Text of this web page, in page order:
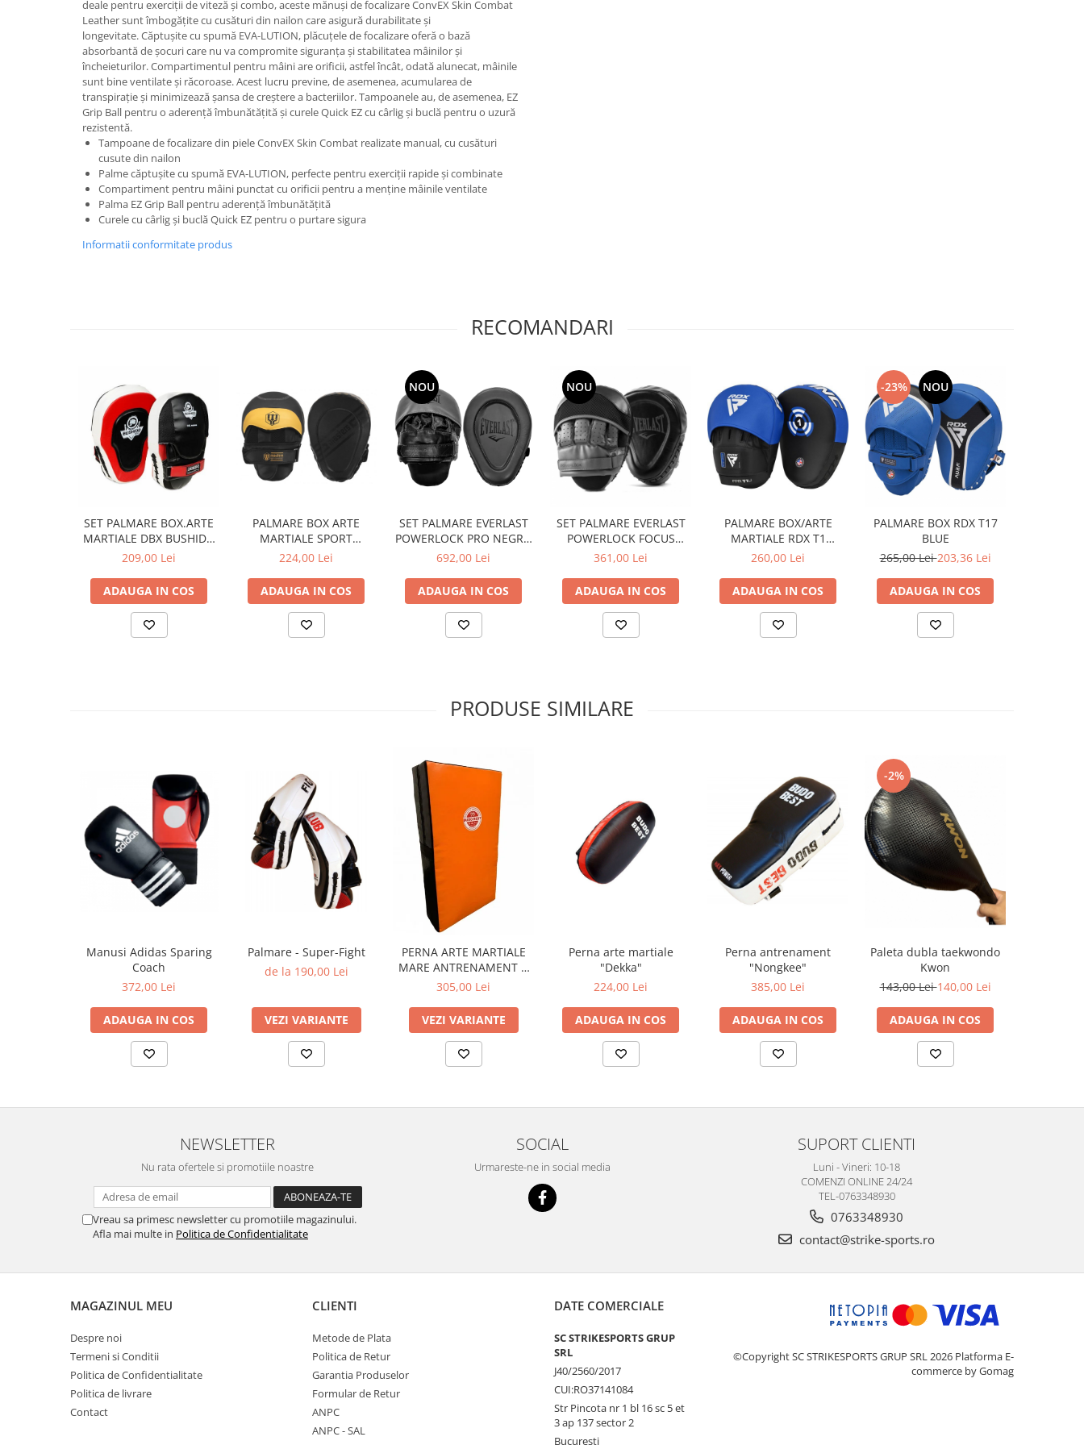
deale pentru exerciții de viteză și combo, aceste mănuși de focalizare ConvEX Skin Combat
Leather sunt îmbogățite cu cusături din nailon care asigură durabilitate și
longevitate. Căptușite cu spumă EVA-LUTION, plăcuțele de focalizare oferă o bază
absorbantă de șocuri care nu va compromite siguranța și stabilitatea mâinilor și
încheieturilor. Compartimentul pentru mâini are orificii, astfel încât, odată alunecat, mâinile
sunt bine ventilate și răcoroase. Acest lucru previne, de asemenea, acumularea de
transpirație și minimizează șansa de creștere a bacteriilor. Tampoanele au, de asemenea, EZ
Grip Ball pentru o aderență îmbunătățită și curele Quick EZ cu cârlig și buclă pentru o uzură
rezistentă.
Tampoane de focalizare din piele ConvEX Skin Combat realizate manual, cu cusături
cusute din nailon
Palme căptușite cu spumă EVA-LUTION, perfecte pentru exerciții rapide și combinate
Compartiment pentru mâini punctat cu orificii pentru a menține mâinile ventilate
Palma EZ Grip Ball pentru aderență îmbunătățită
Curele cu cârlig și buclă Quick EZ pentru o purtare sigura
Informatii conformitate produs
RECOMANDARI
SET PALMARE BOX.ARTE
MARTIALE DBX BUSHIDO
GEL
209,00 Lei
ADAUGA IN COS
PALMARE BOX ARTE
MARTIALE SPORT
MASTERS BLACK/YELLOW
224,00 Lei
ADAUGA IN COS
NOU
SET PALMARE EVERLAST
POWERLOCK PRO NEGRU
CARBUNE PIELE
692,00 Lei
ADAUGA IN COS
NOU
SET PALMARE EVERLAST
POWERLOCK FOCUS
NEGRU CARBUNE PU
361,00 Lei
ADAUGA IN COS
PALMARE BOX/ARTE
MARTIALE RDX T1
ALBASTRU/NEGRU
260,00 Lei
ADAUGA IN COS
-23% NOU
PALMARE BOX RDX T17
BLUE
265,00 Lei203,36 Lei
ADAUGA IN COS
PRODUSE SIMILARE
Manusi Adidas Sparing
Coach
372,00 Lei
ADAUGA IN COS
Palmare - Super-Fight
de la 190,00 Lei
VEZI VARIANTE
PERNA ARTE MARTIALE
MARE ANTRENAMENT B
BEST
305,00 Lei
VEZI VARIANTE
Perna arte martiale
"Dekka"
224,00 Lei
ADAUGA IN COS
Perna antrenament
"Nongkee"
385,00 Lei
ADAUGA IN COS
-2%
Paleta dubla taekwondo
Kwon
143,00 Lei140,00 Lei
ADAUGA IN COS
NEWSLETTER
Nu rata ofertele si promotiile noastre
Vreau sa primesc newsletter cu promotiile magazinului.
Afla mai multe in Politica de Confidentialitate
SOCIAL
Urmareste-ne in social media
SUPORT CLIENTI
Luni - Vineri: 10-18
COMENZI ONLINE 24/24
TEL-0763348930
0763348930
contact@strike-sports.ro
MAGAZINUL MEU
Despre noi
Termeni si Conditii
Politica de Confidentialitate
Politica de livrare
Contact
CLIENTI
Metode de Plata
Politica de Retur
Garantia Produselor
Formular de Retur
ANPC
ANPC - SAL
DATE COMERCIALE
SC STRIKESPORTS GRUP
SRL
J40/2560/2017
CUI:RO37141084
Str Pincota nr 1 bl 16 sc 5 et
3 ap 137 sector 2
Bucuresti
©Copyright SC STRIKESPORTS GRUP SRL 2026 Platforma E-
commerce by Gomag